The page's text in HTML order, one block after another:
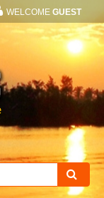
WELCOME GUEST